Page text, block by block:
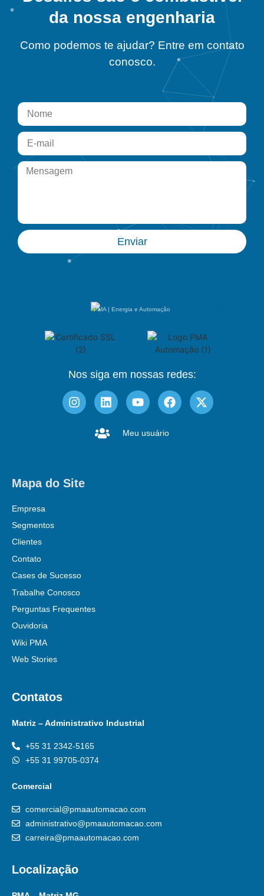
da nossa engenharia
Como podemos te ajudar? Entre em contato
conosco.
Enviar
PMA | Energia e Automação
Nos siga em nossas redes:
Meu usuário
Mapa do Site
Empresa
Segmentos
Clientes
Contato
Cases de Sucesso
Trabalhe Conosco
Perguntas Frequentes
Ouvidoria
Wiki PMA
Web Stories
Contatos
Matriz – Administrativo Industrial
+55 31 2342-5165
+55 31 99705-0374
Comercial
comercial@pmaautomacao.com
administrativo@pmaautomacao.com
carreira@pmaautomacao.com
Localização